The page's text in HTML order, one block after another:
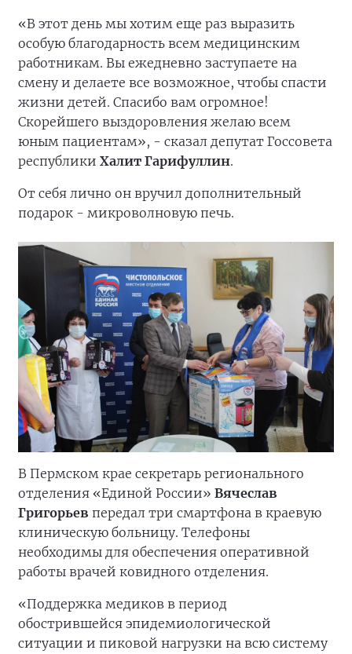
«В этот день мы хотим еще раз выразить
особую благодарность всем медицинским
работникам. Вы ежедневно заступаете на
смену и делаете все возможное, чтобы спасти
жизни детей. Спасибо вам огромное!
Скорейшего выздоровления желаю всем
юным пациентам», - сказал депутат Госсовета
республики Халит Гарифуллин.
От себя лично он вручил дополнительный
подарок - микроволновую печь.
В Пермском крае секретарь регионального
отделения «Единой России» Вячеслав
Григорьев передал три смартфона в краевую
клиническую больницу. Телефоны
необходимы для обеспечения оперативной
работы врачей ковидного отделения.
«Поддержка медиков в период
обострившейся эпидемиологической
ситуации и пиковой нагрузки на всю систему